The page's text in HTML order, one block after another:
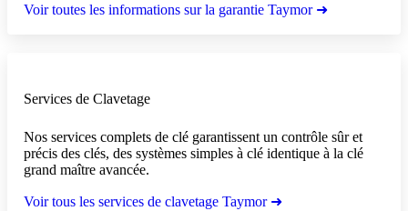
Voir toutes les informations sur la garantie Taymor ➜
Services de Clavetage
Nos services complets de clé garantissent un contrôle sûr et
précis des clés, des systèmes simples à clé identique à la clé
grand maître avancée.
Voir tous les services de clavetage Taymor ➜